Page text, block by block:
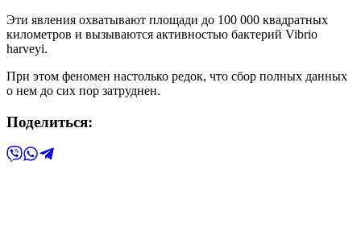
Эти явления охватывают площади до 100 000 квадратных
километров и вызываются активностью бактерий Vibrio
harveyi.
При этом феномен настолько редок, что сбор полных данных
о нем до сих пор затруднен.
Поделиться: